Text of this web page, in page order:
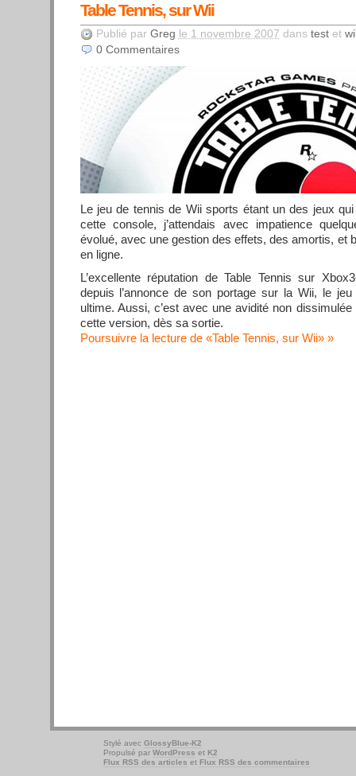
Table Tennis, sur Wii
Publié par Greg le 1 novembre 2007 dans testet
0 Commentaires
Le jeu de tennis de Wii sports étant un des jeux
cette console, j’attendais avec impatience
évolué, avec une gestion des effets, des amortis, et
en ligne.
L’excellente réputation de Table Tennis sur
depuis l’annonce de son portage sur la Wii, le
ultime. Aussi, c’est avec une avidité non
cette version, dès sa sortie.
Poursuivre la lecture de «Table Tennis, sur Wii»
Stylé avec GlossyBlue-K2
Propulsé par WordPress et K2
Flux RSS des articles et Flux RSS des commentaires